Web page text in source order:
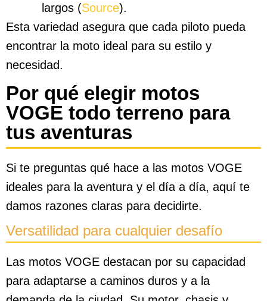
largos (Source).
Esta variedad asegura que cada piloto pueda
encontrar la moto ideal para su estilo y
necesidad.
Por qué elegir motos
VOGE todo terreno para
tus aventuras
Si te preguntas qué hace a las motos VOGE
ideales para la aventura y el día a día, aquí te
damos razones claras para decidirte.
Versatilidad para cualquier desafío
Las motos VOGE destacan por su capacidad
para adaptarse a caminos duros y a la